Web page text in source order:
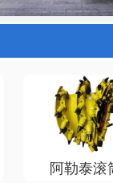
阿勒泰滚